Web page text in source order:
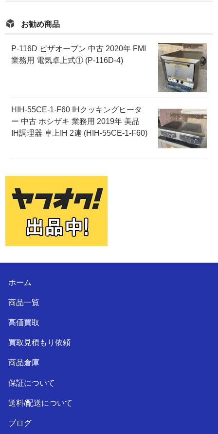
お勧め商品
P-116D ピザオーブン 中古 2020年 FMI
業務用 電気卓上式① (P-116D-4)
HIH-55CE-1-F60 IHクッキングヒータ
ー 中古 ホシザキ 業務用 2019年 美品
IH調理器 卓上IH 2連 (HIH-55CE-1-F60)
ホーム
商品一覧
高価買取
買取見積もり依頼
商品倉庫
保証について
送料/配送について
ブログ